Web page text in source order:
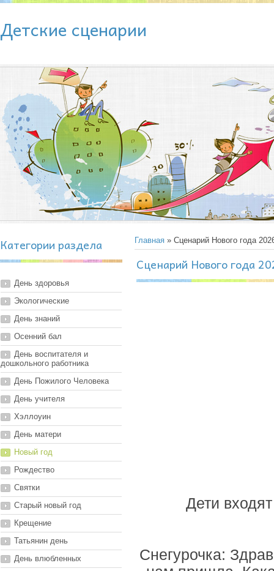
Детские сценарии
Категории раздела
День здоровья
Экологические
День знаний
Осенний бал
День воспитателя и
дошкольного работника
День Пожилого Человека
День учителя
Хэллоуин
День матери
Новый год
Рождество
Святки
Старый новый год
Крещение
Татьянин день
День влюбленных
Главная » Сценарий Нового года
Сценарий Нового года
Дети
Снегурочка: